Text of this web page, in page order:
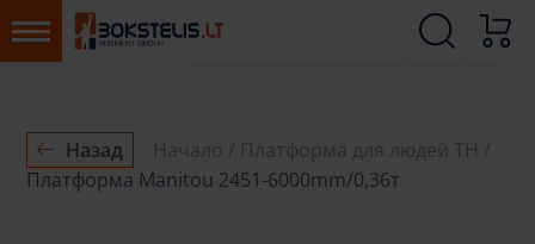
Назад Начало
Платформа для людей ТН
Платформа Manitou 2451-6000mm/0,36т